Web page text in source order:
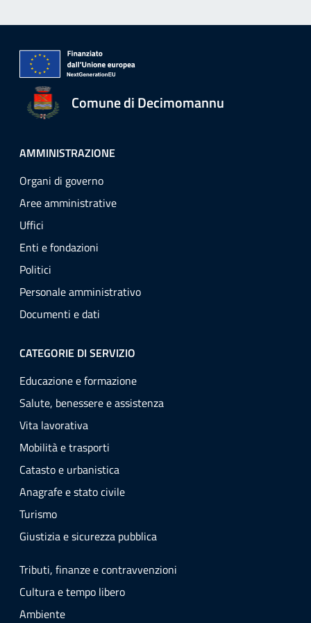
Comune di Decimomannu
AMMINISTRAZIONE
Organi di governo
Aree amministrative
Uffici
Enti e fondazioni
Politici
Personale amministrativo
Documenti e dati
CATEGORIE DI SERVIZIO
Educazione e formazione
Salute, benessere e assistenza
Vita lavorativa
Mobilità e trasporti
Catasto e urbanistica
Anagrafe e stato civile
Turismo
Giustizia e sicurezza pubblica
Tributi, finanze e contravvenzioni
Cultura e tempo libero
Ambiente